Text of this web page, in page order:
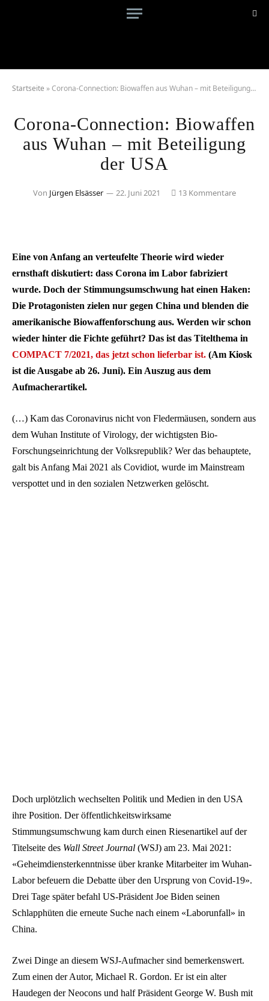
Startseite »Corona-Connection: Biowaffen aus Wuhan – mit Beteiligung der USA
Corona-Connection: Biowaffen
aus Wuhan – mit Beteiligung
der USA
Von Jürgen Elsässer 22. Juni 2021 13 Kommentare
Eine von Anfang an verteufelte Theorie wird wieder
ernsthaft diskutiert: dass Corona im Labor fabriziert
wurde. Doch der Stimmungsumschwung hat einen Haken:
Die Protagonisten zielen nur gegen China und blenden die
amerikanische Biowaffenforschung aus. Werden wir schon
wieder hinter die Fichte geführt? Das ist das Titelthema in
COMPACT 7/2021, das jetzt schon lieferbar ist. (Am Kiosk
ist die Ausgabe ab 26. Juni). Ein Auszug aus dem
Aufmacherartikel.
(…) Kam das Coronavirus nicht von Fledermäusen, sondern aus
dem Wuhan Institute of Virology, der wichtigsten Bio-
Forschungseinrichtung der Volksrepublik? Wer das behauptete,
galt bis Anfang Mai 2021 als Covidiot, wurde im Mainstream
verspottet und in den sozialen Netzwerken gelöscht.
Doch urplötzlich wechselten Politik und Medien in den USA
ihre Position. Der öffentlichkeitswirksame
Stimmungsumschwung kam durch einen Riesenartikel auf der
Titelseite des Wall Street Journal (WSJ) am 23. Mai 2021:
«Geheimdiensterkenntnisse über kranke Mitarbeiter im Wuhan-
Labor befeuern die Debatte über den Ursprung von Covid-19».
Drei Tage später befahl US-Präsident Joe Biden seinen
Schlapphüten die erneute Suche nach einem «Laborunfall» in
China.
Zwei Dinge an diesem WSJ-Aufmacher sind bemerkenswert.
Zum einen der Autor, Michael R. Gordon. Er ist ein alter
Haudegen der Neocons und half Präsident George W. Bush mit